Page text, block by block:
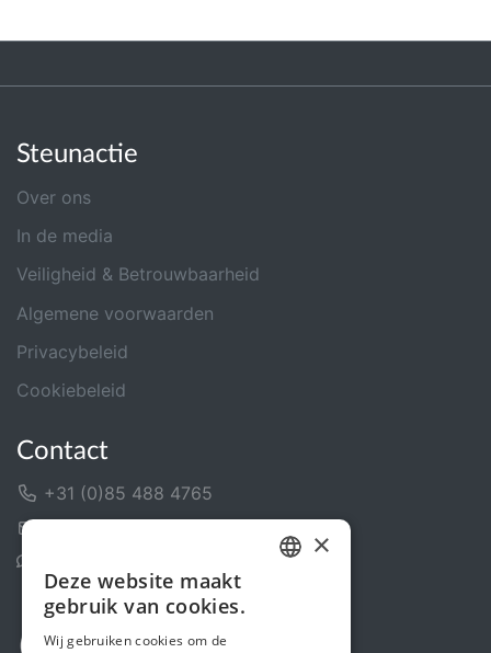
Steunactie
Over ons
In de media
Veiligheid & Betrouwbaarheid
Algemene voorwaarden
Privacybeleid
Cookiebeleid
Contact
+31 (0)85 488 4765
×
Deze website maakt
gebruik van cookies.
Wij gebruiken cookies om de